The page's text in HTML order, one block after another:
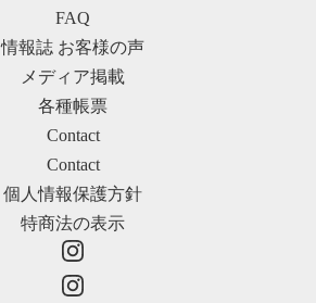
FAQ
情報誌 お客様の声
メディア掲載
各種帳票
Contact
Contact
個人情報保護方針
特商法の表示